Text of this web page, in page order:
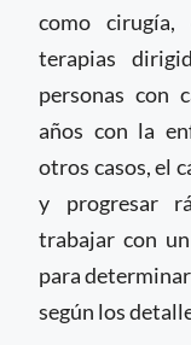
como cirugía,
terapias
personas con
años con la
otros casos, el
y progresar
trabajar con
para
según los